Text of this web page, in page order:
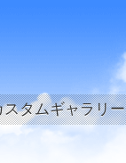
スタムギャラリー